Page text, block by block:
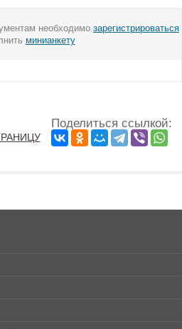
необходимо зарегистрироваться
минианкету
Поделиться ссылкой: